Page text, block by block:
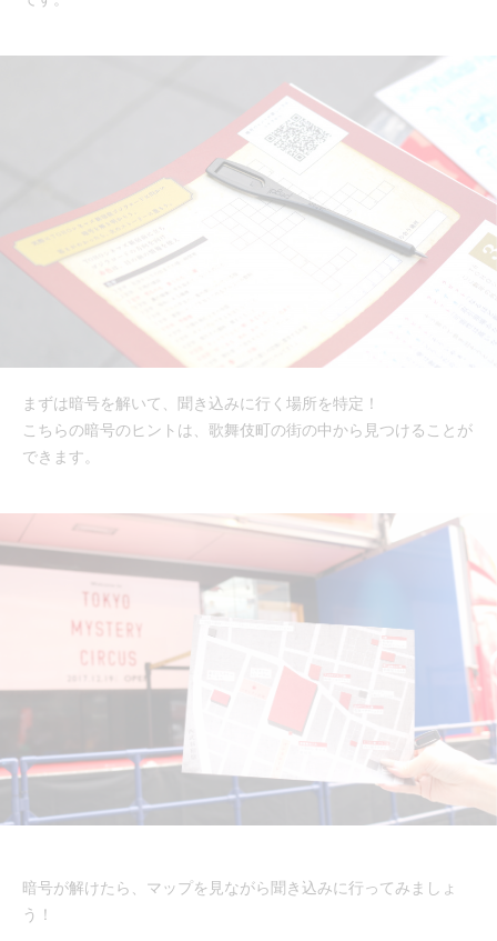
まずは暗号を解いて、聞き込みに行く場所を特定！
こちらの暗号のヒントは、歌舞伎町の街の中から見つけることが
できます。
暗号が解けたら、マップを見ながら聞き込みに行ってみましょ
う！